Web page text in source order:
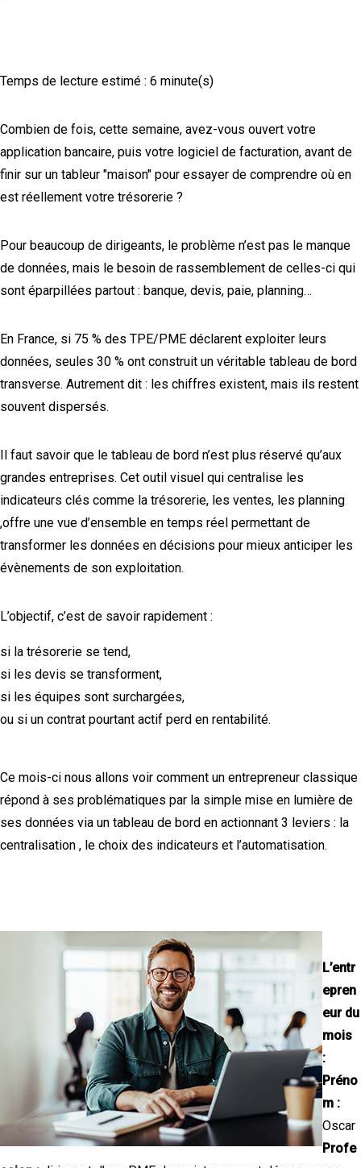
Temps de lecture estimé : 6 minute(s)
Combien de fois, cette semaine, avez-vous ouvert votre
application bancaire, puis votre logiciel de facturation, avant de
finir sur un tableur "maison" pour essayer de comprendre où en
est réellement votre trésorerie ?
Pour beaucoup de dirigeants, le problème n’est pas le manque
de données, mais le besoin de rassemblement de celles-ci qui
sont éparpillées partout : banque, devis, paie, planning…
En France, si 75 % des TPE/PME déclarent exploiter leurs
données, seules 30 % ont construit un véritable tableau de bord
transverse. Autrement dit : les chiffres existent, mais ils restent
souvent dispersés.
Il faut savoir que le tableau de bord n’est plus réservé qu’aux
grandes entreprises. Cet outil visuel qui centralise les
indicateurs clés comme la trésorerie, les ventes, les planning
,offre une vue d’ensemble en temps réel permettant de
transformer les données en décisions pour mieux anticiper les
évènements de son exploitation.
L’objectif, c’est de savoir rapidement :
si la trésorerie se tend,
si les devis se transforment,
si les équipes sont surchargées,
ou si un contrat pourtant actif perd en rentabilité.
Ce mois-ci nous allons voir comment un entrepreneur classique
répond à ses problématiques par la simple mise en lumière de
ses données via un tableau de bord en actionnant 3 leviers : la
centralisation , le choix des indicateurs et l’automatisation.
L’entr
epren
eur du
mois
:
Préno
m :
Oscar
Profe